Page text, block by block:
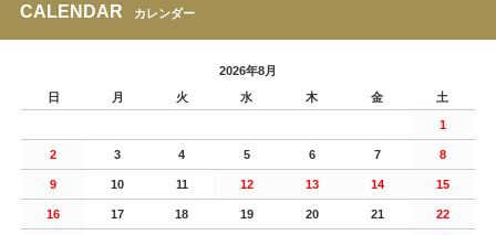
CALENDAR カレンダー
2026年8月
日
月 火 水 木 金 土
1
2 3 4 5 6 7 8
9 10 11 12 13 14 15
16 17 18 19 20 21 22